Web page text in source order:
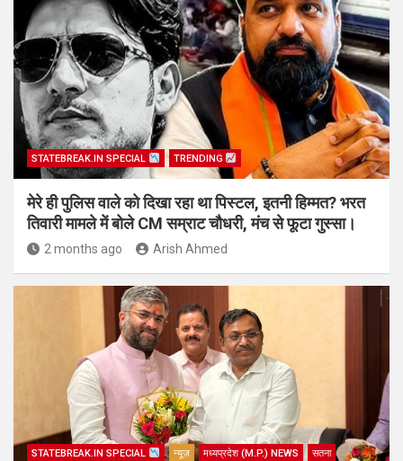
STATEBREAK.IN SPECIAL TRENDING
मेरे ही पुलिस वाले को दिखा रहा था पिस्टल, इतनी हिम्मत? भरत
तिवारी मामले में बोले CM सम्राट चौधरी, मंच से फूटा गुस्सा।
2 months ago Arish Ahmed
STATEBREAK.IN SPECIAL न्यूज़ मध्यप्रदेश (M.P.) NEWS सतना